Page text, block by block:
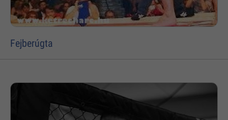
Fejberúgta